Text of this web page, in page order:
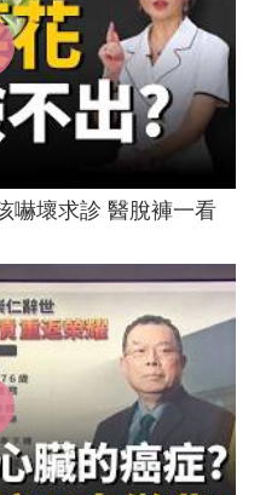
嚇壞求診 醫脫褲一看